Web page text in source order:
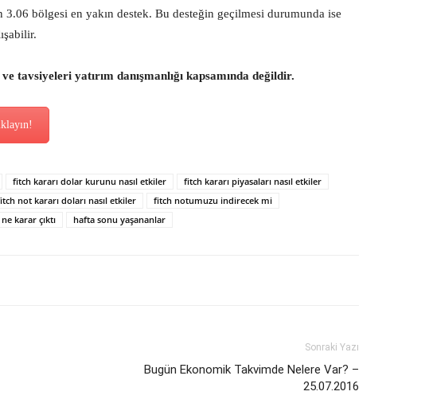
3.06 bölgesi en yakın destek. Bu desteğin geçilmesi durumunda ise
tavsiyeleri yatırım danışmanlığı kapsamında değildir.
fitch kararı dolar kurunu nasıl etkiler
fitch kararı piyasaları nasıl etkiler
not kararı doları nasıl etkiler
fitch notumuzu indirecek mi
karar çıktı hafta sonu yaşananlar
Sonraki Yazı
Bugün Ekonomik Takvimde Nelere Var? –
25.07.2016